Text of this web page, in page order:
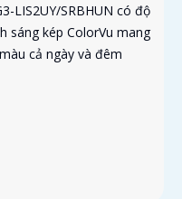
LIS2UY/SRBHUN có độ
sáng kép ColorVu mang
cả ngày và đêm